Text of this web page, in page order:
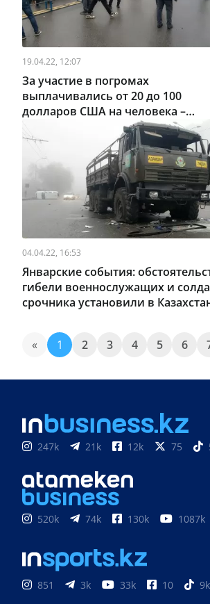
19.04.22, 12:07
За участие в погромах
выплачивались от 20 до 100
долларов США на человека –
04.04.22, 16:53
Январские события:
гибели военнослужащих и
срочника установили в
« 1 2 3 4 5 6
247k 21k 12k 75
520k 74k 130k 1087k
851 3k 33k 10 9k